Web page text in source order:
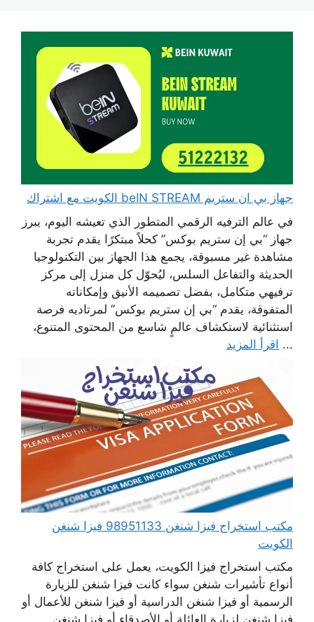
جهاز بي ان ستريم beIN STREAM الكويت مع اشتراك
في عالم الترفيه الرقمي المتطور الذي تعيشه اليوم، يبرز
جهاز “بي إن ستريم بوكس” كحلاً مبتكرًا يقدم تجربة
مشاهدة غير مسبوقة، يجمع هذا الجهاز بين التكنولوجيا
الحديثة والتفاعل السلس، ليُحوّل كل منزل إلى مركز
ترفيهي متكامل، بفضل تصميمه الأنيق وإمكاناته
المتفوقة، يقدم “بي إن ستريم بوكس” لمرتاديه فرصة
استثنائية لاستكشاف عالمٍ شاسع من المحتوى المتنوع،
... اقرأ المزيد
مكتب استخراج فيزا شنغن 98951133 فيزا شنغن
الكويت
مكتب استخراج فيزا الكويت، يعمل على استخراج كافة
أنواع تأشيرات شنغن سواء كانت فيزا شنغن للزيارة
الرسمية أو فيزا شنغن الدراسية أو فيزا شنغن للأعمال أو